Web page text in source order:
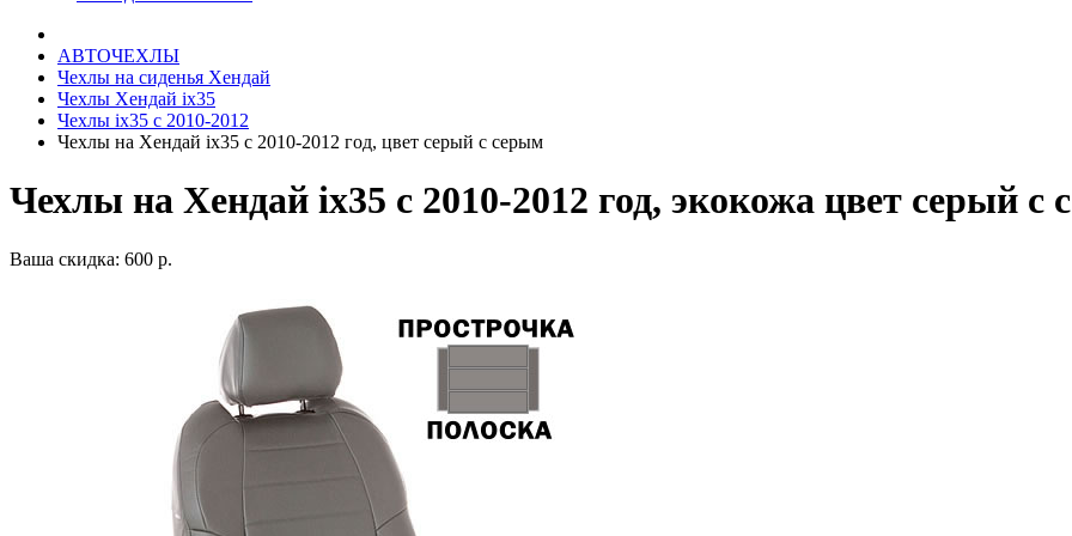
АВТОЧЕХЛЫ
Чехлы на сиденья Хендай
Чехлы Хендай ix35
Чехлы ix35 c 2010-2012
Чехлы на Хендай ix35 с 2010-2012 год, цвет серый с серым
Чехлы на Хендай ix35 с 2010-2012 год, экокожа цвет серый с
Ваша скидка: 600 р.